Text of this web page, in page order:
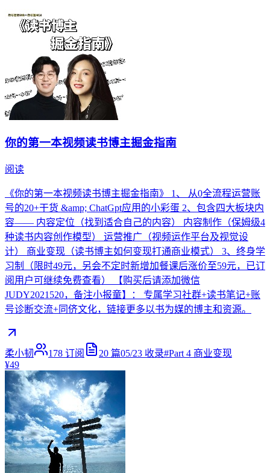
你的第一本视频读书博主掘金指南
阅读
《你的第一本视频读书博主掘金指南》 1、 从0全流程运营账
号的20+干货 &amp; ChatGpt应用的小彩蛋 2、包含四大板块内
容—— 内容定位（找到适合自己的内容） 内容制作（保姆级4
种读书内容创作模型） 运营推广（视频运作平台及视觉设
计） 商业变现（读书博主如何变现打通商业模式） 3、终身学
习制（限时49元，另会不定时新增加餐课后涨价至59元，已订
阅用户可继续免费查看） 【购买后请添加微信
JUDY2021520，备注小报童】： 专属学习社群+读书笔记+账
号诊断交流+同侪文化，链接更多以书为媒的博主和资源。
柔小韧 178 订阅 20 篇05/23 收录#Part 4 商业变现
¥49